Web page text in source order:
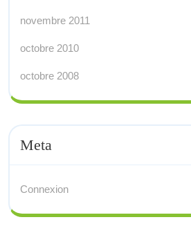
novembre 2011
octobre 2010
octobre 2008
Meta
Connexion